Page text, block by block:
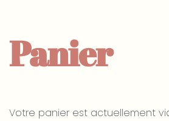
Panier
Votre panier est actuellement